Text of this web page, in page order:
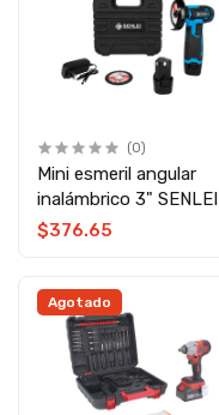
(0)
Mini esmeril angular
inalámbrico 3" SENLEI
$376.65
Agotado